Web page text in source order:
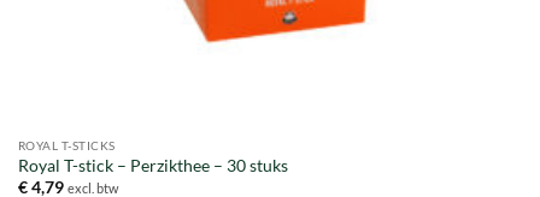
ROYAL T-STICKS
Royal T-stick – Perzikthee – 30 stuks
€4,79 excl. btw